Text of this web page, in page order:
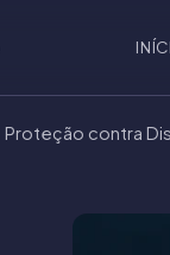
Proteção contra